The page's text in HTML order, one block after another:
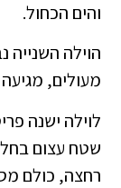
והים הכחול.
הוילה השנייה
מעולים,
לוילה ישנה
שטח עצום
רחצה, כולם